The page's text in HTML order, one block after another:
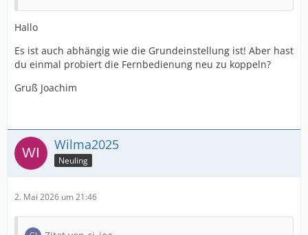
Hallo
Es ist auch abhängig wie die Grundeinstellung ist! Aber hast
du einmal probiert die Fernbedienung neu zu koppeln?
Gruß Joachim
Wilma2025
Neuling
2. Mai 2026 um 21:46